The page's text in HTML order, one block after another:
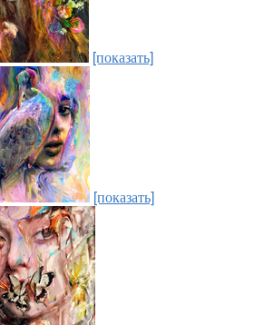
[показать]
[показать]